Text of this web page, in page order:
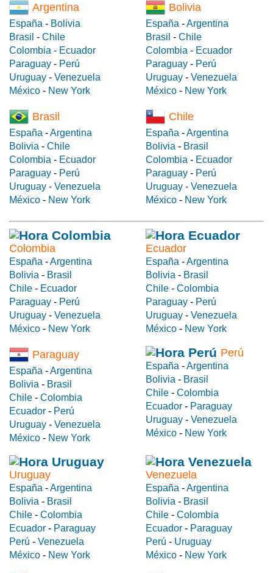
Argentina
España - Bolivia
Brasil - Chile
Colombia - Ecuador
Paraguay - Perú
Uruguay - Venezuela
México - New York
Bolivia
España -Argentina
Brasil - Chile
Colombia - Ecuador
Paraguay - Perú
Uruguay - Venezuela
México - New York
Brasil
España -Argentina
Bolivia - Chile
Colombia - Ecuador
Paraguay - Perú
Uruguay - Venezuela
México - New York
Chile
España -Argentina
Bolivia - Brasil
Colombia - Ecuador
Paraguay - Perú
Uruguay - Venezuela
México - New York
Colombia
España -Argentina
Bolivia - Brasil
Chile - Ecuador
Paraguay - Perú
Uruguay - Venezuela
México - New York
Ecuador
España -Argentina
Bolivia - Brasil
Chile - Colombia
Paraguay - Perú
Uruguay - Venezuela
México - New York
Paraguay
España -Argentina
Bolivia - Brasil
Chile - Colombia
Ecuador - Perú
Uruguay - Venezuela
México - New York
Perú
España -Argentina
Bolivia - Brasil
Chile - Colombia
Ecuador - Paraguay
Uruguay - Venezuela
México - New York
Uruguay
España -Argentina
Bolivia - Brasil
Chile - Colombia
Ecuador - Paraguay
Perú - Venezuela
México - New York
Venezuela
España -Argentina
Bolivia - Brasil
Chile - Colombia
Ecuador - Paraguay
Perú - Uruguay
México - New York